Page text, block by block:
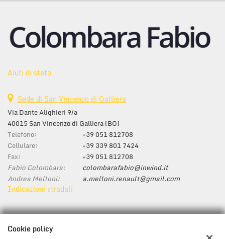
Aiuti di stato
Sede di San Vincenzo di Galliera
Via Dante Alighieri 9/a
40015 San Vincenzo di Galliera (BO)
Telefono:
+39 051 812708
Cellulare:
+39 339 801 7424
Fax:
+39 051 812708
Fabio Colombara:
colombarafabio@inwind.it
Andrea Melloni:
a.melloni.renault@gmail.com
Indicazioni stradali
Dati fiscali:
Colombara Fabio Automobili
Cookie policy